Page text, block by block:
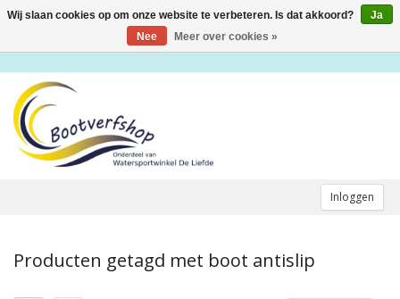
Inloggen
Toggle
Producten getagd met boot antislip
Wij slaan cookies op om onze website te verbeteren. Is dat akkoord?
Ja
Nee
Meer over cookies »